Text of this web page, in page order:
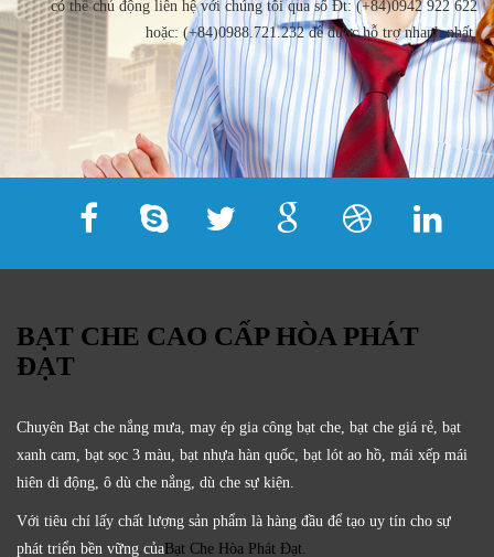
có thể chủ động liên hệ với chúng tôi qua số Đt: (+84)0942 922 622
hoặc: (+84)0988.721.232 để được hỗ trợ nhanh nhất.
BẠT CHE CAO CẤP HÒA PHÁT
ĐẠT
Chuyên Bạt che nắng mưa, may ép gia công bạt che, bạt che giá rẻ, bạt
xanh cam, bạt sọc 3 màu, bạt nhựa hàn quốc, bạt lót ao hồ, mái xếp mái
hiên di động, ô dù che nắng, dù che sự kiện.
Với tiêu chí lấy chất lượng sản phẩm là hàng đầu để tạo uy tín cho sự
phát triển bền vững của Bạt Che Hòa Phát Đạt.